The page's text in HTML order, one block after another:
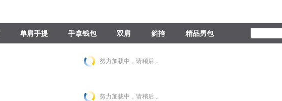
单肩手提 手拿钱包 双肩 斜挎 精品男包
努力加载中，请稍后...
努力加载中，请稍后...